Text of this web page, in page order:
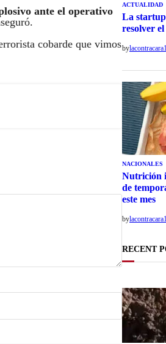
ante el operativo
cobarde que vimos
ACTUALIDAD
La startup
resolver
bylacontracara1
NACIONALES
Nutrición
de
este mes
bylacontracara1
RECENT